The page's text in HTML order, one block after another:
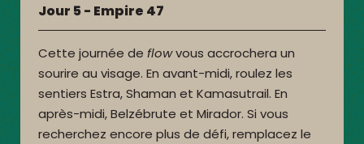
Jour 5 - Empire 47
Cette journée deflowvous accrochera un
sourire au visage. En avant-midi, roulez les
sentiers Estra, Shaman et Kamasutrail. En
après-midi, Belzébrute et Mirador. Si vous
recherchez encore plus de défi, remplacez le